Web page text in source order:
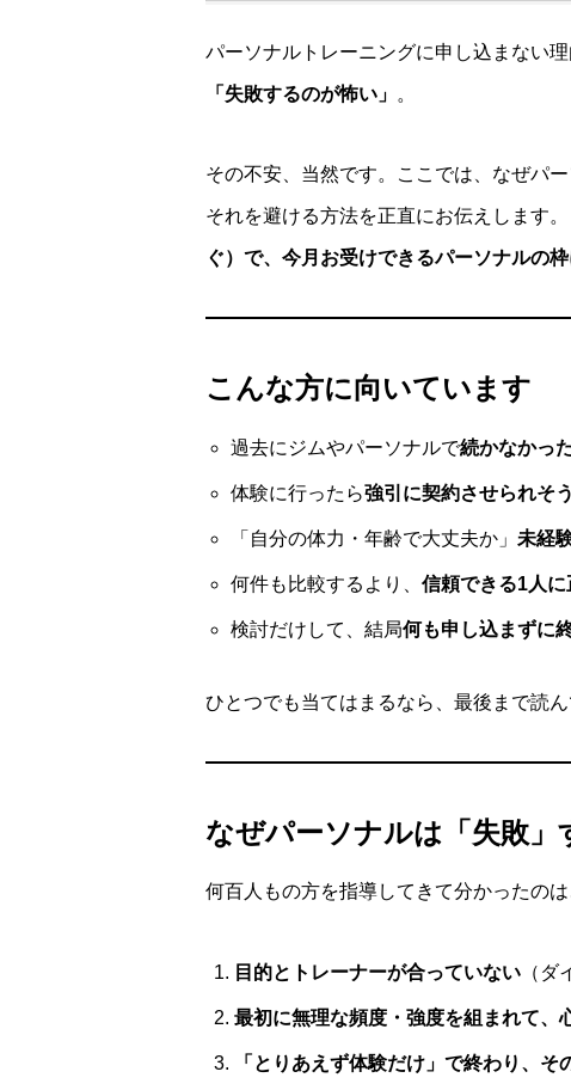
パーソナルトレーニングに申し込まない
「失敗するのが怖い」 。
その不安、当然です。ここでは、なぜパ
それを避ける方法を正直にお伝えします。
ぐ）で、今月お受けできるパーソナルの
こんな方に向いています
過去にジムやパーソナルで続かなかっ
体験に行ったら強引に契約させられそう
「自分の体力・年齢で大丈夫か」 未経
何件も比較するより、 信頼できる1人
検討だけして、結局何も申し込まずに
ひとつでも当てはまるなら、最後まで読
なぜパーソナルは「失敗」
何百人もの方を指導してきて分かったの
目的とトレーナーが合っていない （
最初に無理な頻度・強度を組まれて、
「とりあえず体験だけ」で終わり、